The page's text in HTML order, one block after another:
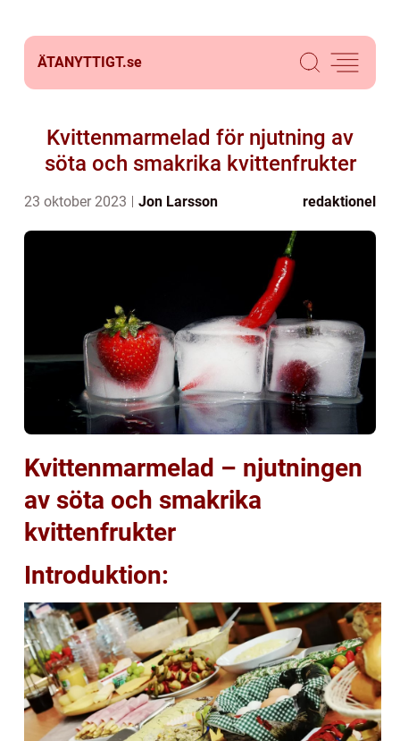
ÄTANYTTIGT.se
Kvittenmarmelad för njutning av
söta och smakrika kvittenfrukter
23 oktober 2023 Jon Larsson redaktionel
Kvittenmarmelad – njutningen
av söta och smakrika
kvittenfrukter
Introduktion: